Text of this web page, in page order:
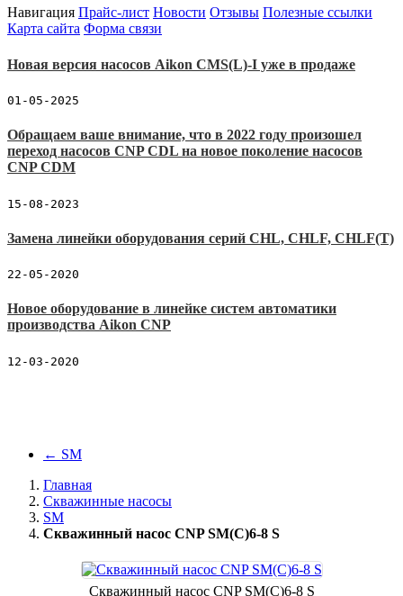
Навигация Прайс-лист Новости Отзывы Полезные ссылки
Карта сайта Форма связи
Новая версия насосов Aikon CMS(L)-I уже в продаже
01-05-2025
Обращаем ваше внимание, что в 2022 году произошел
переход насосов CNP CDL на новое поколение насосов
CNP CDM
15-08-2023
Замена линейки оборудования серий CHL, CHLF, CHLF(T)
22-05-2020
Новое оборудование в линейке систем автоматики
производства Aikon CNP
12-03-2020
← SM
Главная
Скважинные насосы
SM
Скважинный насос CNP SM(C)6-8 S
Скважинный насос CNP SM(C)6-8 S